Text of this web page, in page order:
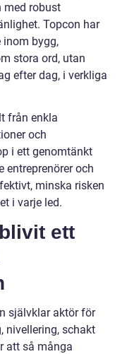
med robust
Topcon har
inom bygg,
stora ord, utan
efter dag, i verkliga
från enkla
och
i ett genomtänkt
entreprenörer och
minska risken
i varje led.
ett
självklar aktör för
nivellering, schakt
att så många